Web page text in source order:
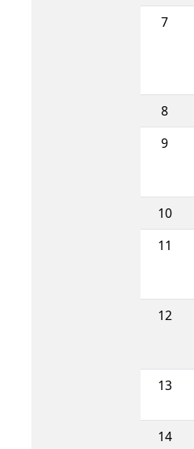
7
8
9
10
11
12
13
14